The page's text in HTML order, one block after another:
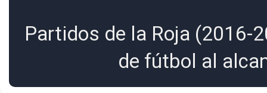
Partidos de la Roja (2016-
de fútbol al